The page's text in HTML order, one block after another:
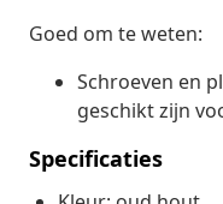
Goed om te weten:
Schroeven en
geschikt zijn
Specificaties